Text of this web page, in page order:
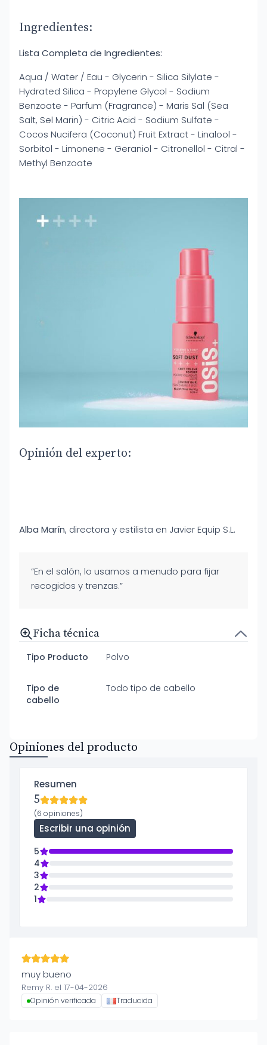
Ingredientes:
Lista Completa de Ingredientes:
Aqua / Water / Eau - Glycerin - Silica Silylate -
Hydrated Silica - Propylene Glycol - Sodium
Benzoate - Parfum (Fragrance) - Maris Sal (Sea
Salt, Sel Marin) - Citric Acid - Sodium Sulfate -
Cocos Nucifera (Coconut) Fruit Extract - Linalool -
Sorbitol - Limonene - Geraniol - Citronellol - Citral -
Methyl Benzoate
Opinión del experto:
Alba Marín, directora y estilista en Javier Equip S.L.
“En el salón, lo usamos a menudo para fijar
recogidos y trenzas.”
Ficha técnica
Tipo Producto Polvo
Tipo de
cabello
Todo tipo de cabello
Opiniones del producto
Resumen
5
(6 opiniones)
Escribir una opinión
5
4
3
2
1
muy bueno
Remy R. el 17-04-2026
Opinión verificada Traducida